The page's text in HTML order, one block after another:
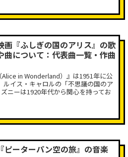
画『ふしぎの国のアリス』の歌
曲について：代表曲一覧・作曲
in Wonderland）』は1951年に公
イス・キャロルの「不思議の国のア
ニーは1920年代から関心を持ってお
『ピーターパン空の旅』の音楽